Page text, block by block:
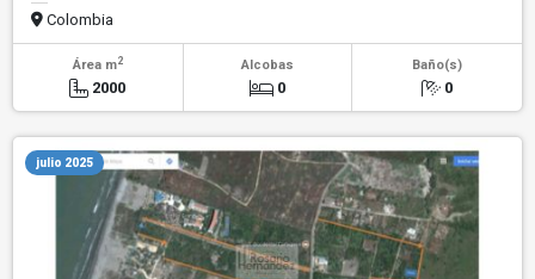
Colombia
Área m2
2000
Alcobas
0
Baño(s)
0
julio 2025